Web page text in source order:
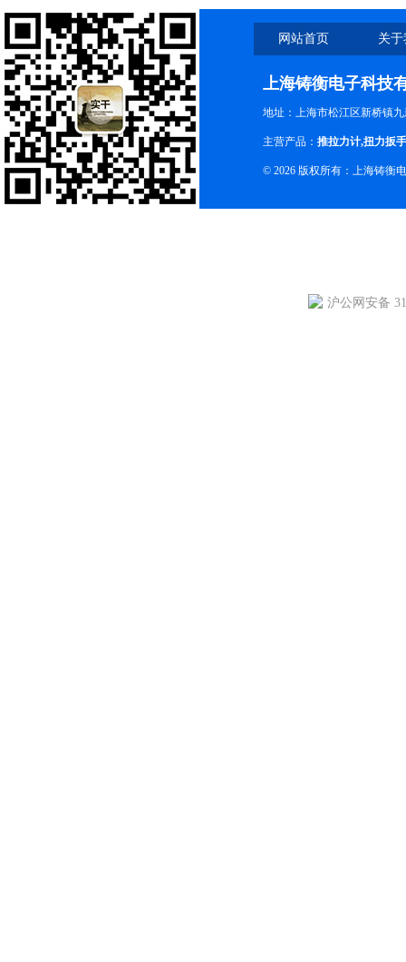
网站首页 关
上海铸衡电子科技
地址：上海市松江区新桥镇
主营产品： 推拉力计,扭力扳手
© 2026 版权所有：上海铸衡
沪公网安备